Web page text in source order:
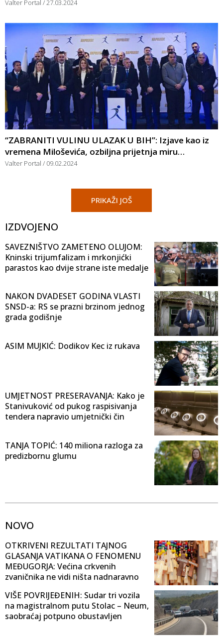
Valter Portal 27.03.2024
“ZABRANITI VULINU ULAZAK U BIH”: Izjave kao iz
vremena Miloševića, ozbiljna prijetnja miru…
Valter Portal 09.02.2024
PRIKAŽI JOŠ
IZDVOJENO
SAVEZNIŠTVO ZAMETENO OLUJOM:
Kninski trijumfalizam i mrkonjićki
parastos kao dvije strane iste medalje
NAKON DVADESET GODINA VLASTI
SNSD-a: RS se prazni brzinom jednog
grada godišnje
ASIM MUJKIĆ: Dodikov Kec iz rukava
UMJETNOST PRESERAVANJA: Kako je
Stanivuković od pukog raspisivanja
tendera napravio umjetnički čin
TANJA TOPIĆ: 140 miliona razloga za
predizbornu glumu
NOVO
OTKRIVENI REZULTATI TAJNOG
GLASANJA VATIKANA O FENOMENU
MEĐUGORJA: Većina crkvenih
zvaničnika ne vidi ništa nadnaravno
VIŠE POVRIJEĐENIH: Sudar tri vozila
na magistralnom putu Stolac – Neum,
saobraćaj potpuno obustavljen